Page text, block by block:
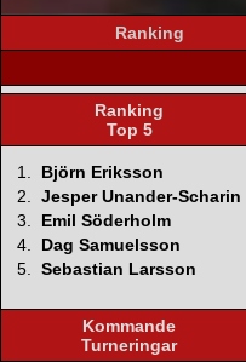
Ranking
Ranking
Top 5
1.
Björn Eriksson
2. Jesper Unander-Scharin
3.
Emil Söderholm
4.
Dag Samuelsson
5. Sebastian Larsson
Kommande
Turneringar